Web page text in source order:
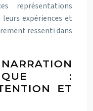
représentations
expériences et
ressenti dans
:
ET